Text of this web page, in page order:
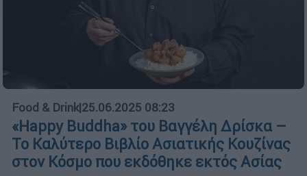
Food & Drink|25.06.2025 08:23
«Happy Buddha» του Βαγγέλη Δρίσκα –
To Καλύτερο Βιβλίο Ασιατικής Κουζίνας
στον Κόσμο που εκδόθηκε εκτός Ασίας